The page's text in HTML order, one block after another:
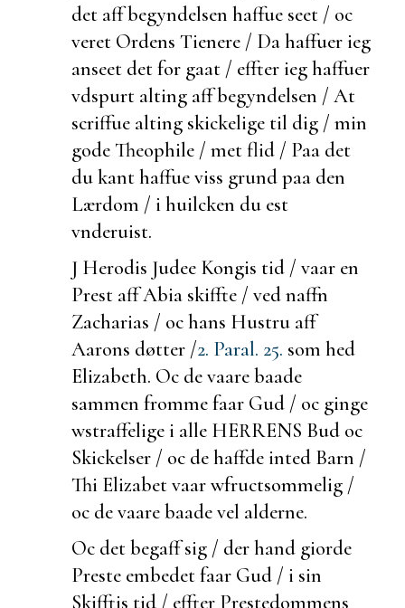
det aff begyndelsen haffue seet / oc
veret Ordens Tienere / Da haffuer ieg
anseet det for gaat / effter ieg haffuer
vdspurt alting aff begyndelsen / At
scriffue alting skickelige til dig / min
gode Theophile / met flid / Paa det
du kant haffue viss grund paa den
Lærdom / i huilcken du est
vnderuist.
J Herodis Judee Kongis tid / vaar en
Prest aff Abia skiffte / ved naffn
Zacharias / oc hans Hustru aff
Aarons døtter /2. Paral. 25. som hed
Elizabeth. Oc de vaarebaade
sammen fromme faar Gud / oc ginge
wstraffelige i alle HERRENS Bud oc
Skickelser / oc de haffde inted Barn /
Thi Elizabet vaar wfructsommelig /
oc de vaarebaade vel alderne.
Oc detbegaff sig / der hand giorde
Preste embedet faar Gud / i sin
Skifftis tid / effter Prestedommens